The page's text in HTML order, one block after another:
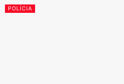
POLÍCIA